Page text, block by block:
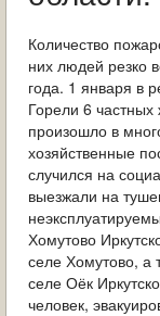
ДЕЯТЕЛЬНОСТЬ
ПОИСК ПО САЙТУ
Количество
них людей резко
года. 1 января в
Горели 6
произошло в
хозяйственные
случился на
выезжали на
Хомутово
селе Хомутово, а
селе Оёк
человек,